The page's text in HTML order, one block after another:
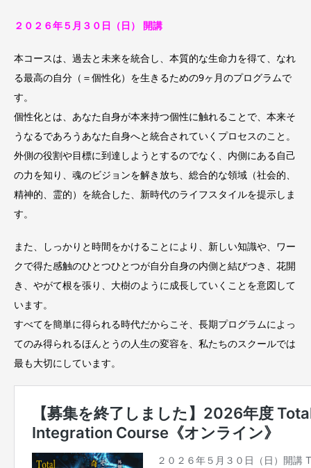
２０２６年５⽉３０日（日） 開講
本コースは、過去と未来を統合し、本質的な生命力を得て、なれ
る最高の自分（＝個性化）を生きるための9ヶ月のプログラムで
す。
個性化とは、あなた自身が本来持つ個性に触れることで、本来そ
うなるであろうあなた自身へと統合されていくプロセスのこと。
外側の役割や目標に到達しようとするのでなく、内側にある自己
の力を知り、魂のビジョンを解き放ち、総合的な領域（社会的、
精神的、霊的）を統合した、新時代のライフスタイルを提示しま
す。
また、しっかりと時間をかけることにより、新しい知識や、ワー
クで得た感触のひとつひとつが自分自身の内側と結びつき、花開
き、やがて根を張り、大樹のように成長していくことを意図して
います。
すべてを簡単に得られる時代だからこそ、長期プログラムによっ
てのみ得られるほんとうの人生の変容を、私たちのスクールでは
最も大切にしています。